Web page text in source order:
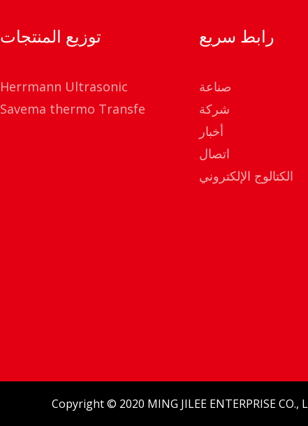
توزيع المنتجات
Herrmann Ultrasonic
Savema thermo Transfe
رابط سريع
صناعة
شركة
أخبار
اتصال
الكتالوج الإلكتروني
Copyright © 2020 MING JILEE ENTERPRISE CO.,